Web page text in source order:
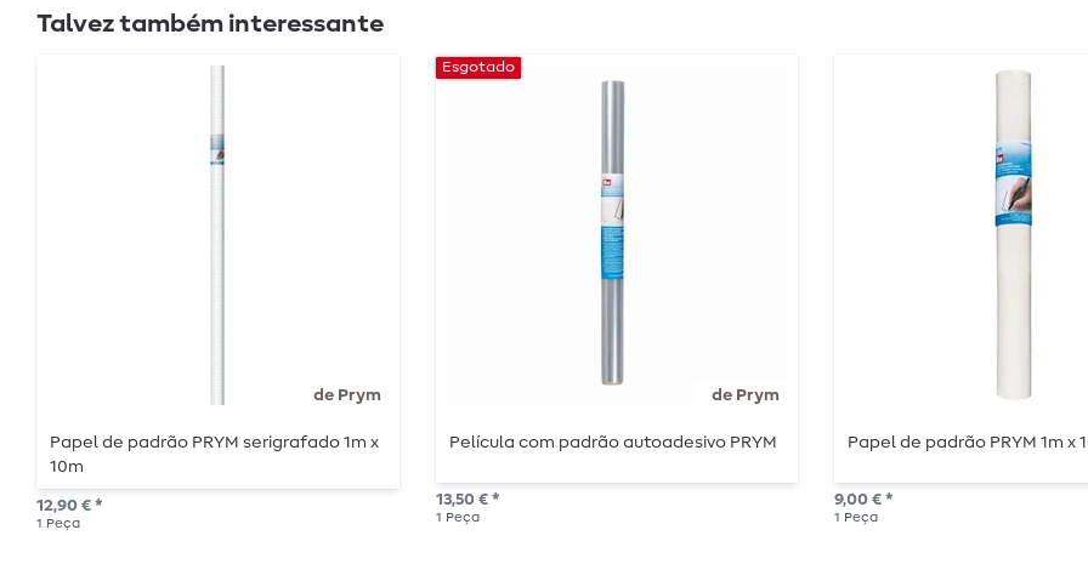
Talvez também interessante
de Prym
Papel de padrão PRYM serigrafado 1m x
10m
12,90 € *
1 Peça
de Prym
Esgotado
Película com padrão autoadesivo PRYM
13,50 € *
1 Peça
Papel de padrão PRYM 1m x
9,00 € *
1 Peça